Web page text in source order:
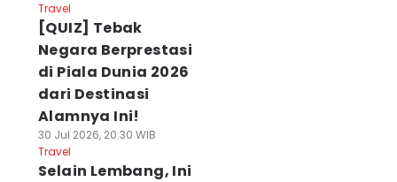
Travel
[QUIZ] Tebak
Negara Berprestasi
di Piala Dunia 2026
dari Destinasi
Alamnya Ini!
30 Jul 2026, 20:30 WIB
Travel
Selain Lembang, Ini